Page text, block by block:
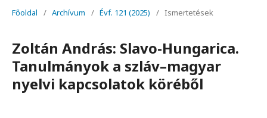
Főoldal / Archívum / Évf. 121 (2025) / Ismertetések
Zoltán András: Slavo-Hungarica.
Tanulmányok a szláv–magyar
nyelvi kapcsolatok köréből